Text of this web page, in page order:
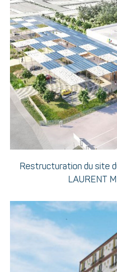
Restructuration du site
LAURENT